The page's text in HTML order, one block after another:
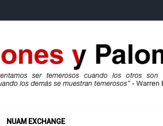
NUAM EXCHANGE